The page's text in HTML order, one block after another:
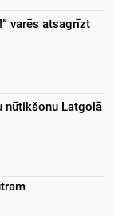
varēs atsagrīzt
nūtikšonu Latgolā